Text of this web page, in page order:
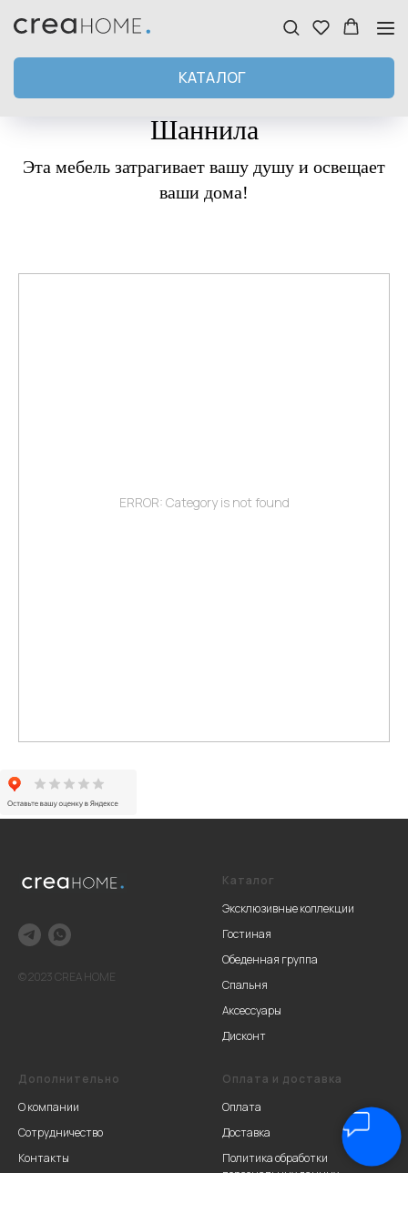
КАТАЛОГ
Шаннила
Эта мебель затрагивает вашу душу и освещает
ваши дома!
ERROR: Category is not found
© 2023 CREA HOME
Каталог
Эксклюзивные коллекции
Гостиная
Обеденная группа
Спальня
Аксессуары
Дисконт
Дополнительно
О компании
Сотрудничество
Контакты
Оплата и доставка
Оплата
Доставка
Политика обработки
персональных данных